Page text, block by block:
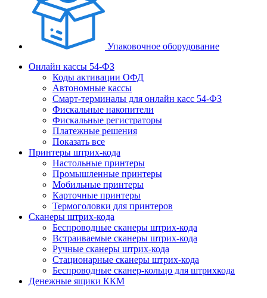
Упаковочное оборудование
Онлайн кассы 54-ФЗ
Коды активации ОФД
Автономные кассы
Смарт-терминалы для онлайн касс 54-ФЗ
Фискальные накопители
Фискальные регистраторы
Платежные решения
Показать все
Принтеры штрих-кода
Настольные принтеры
Промышленные принтеры
Мобильные принтеры
Карточные принтеры
Термоголовки для принтеров
Сканеры штрих-кода
Беспроводные сканеры штрих-кода
Встраиваемые сканеры штрих-кода
Ручные сканеры штрих-кода
Стационарные сканеры штрих-кода
Беспроводные сканер-кольцо для штрихкода
Денежные ящики ККМ